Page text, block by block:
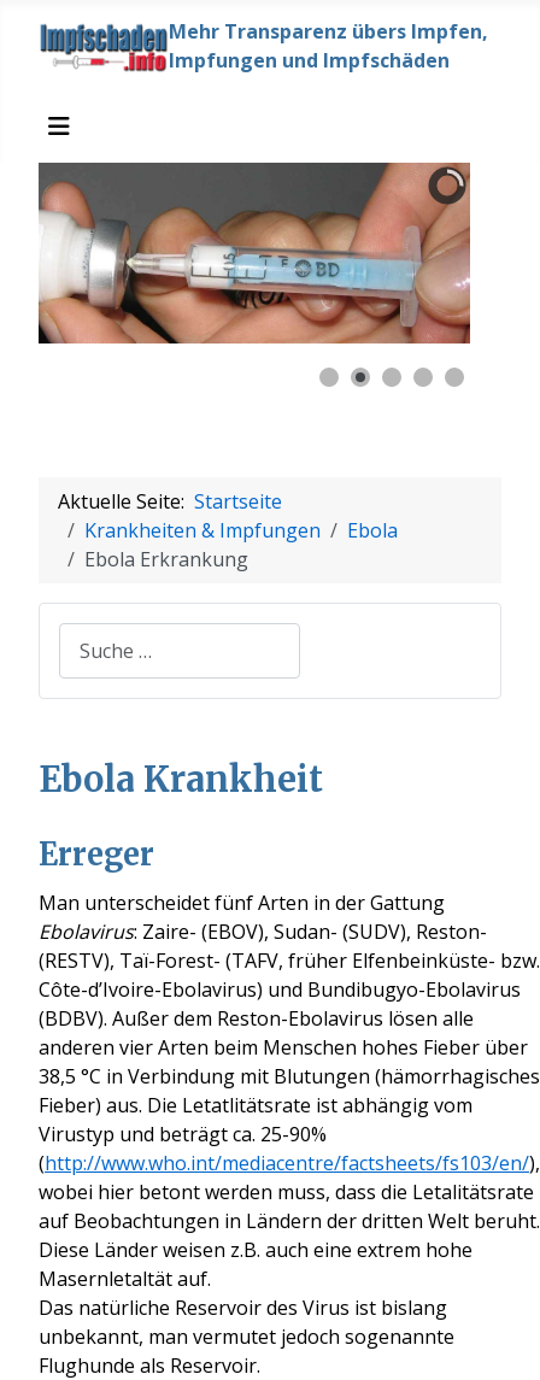
Mehr Transparenz übers Impfen,
Impfungen und Impfschäden
Aktuelle Seite: Startseite
Krankheiten & Impfungen
Ebola
Ebola Erkrankung
Suchen
Ebola Krankheit
Erreger
Man unterscheidet fünf Arten in der Gattung
Ebolavirus: Zaire- (EBOV), Sudan- (SUDV), Reston-
(RESTV), Taï-Forest- (TAFV, früher Elfenbeinküste- bzw.
Côte-d’Ivoire-Ebolavirus) und Bundibugyo-Ebolavirus
(BDBV). Außer dem Reston-Ebolavirus lösen alle
anderen vier Arten beim Menschen hohes Fieber über
38,5 °C in Verbindung mit Blutungen (hämorrhagisches
Fieber) aus. Die Letatlitätsrate ist abhängig vom
Virustyp und beträgt ca. 25-90%
(http://www.who.int/mediacentre/factsheets/fs103/en/),
wobei hier betont werden muss, dass die Letalitätsrate
auf Beobachtungen in Ländern der dritten Welt beruht.
Diese Länder weisen z.B. auch eine extrem hohe
Masernletaltät auf.
Das natürliche Reservoir des Virus ist bislang
unbekannt, man vermutet jedoch sogenannte
Flughunde als Reservoir.